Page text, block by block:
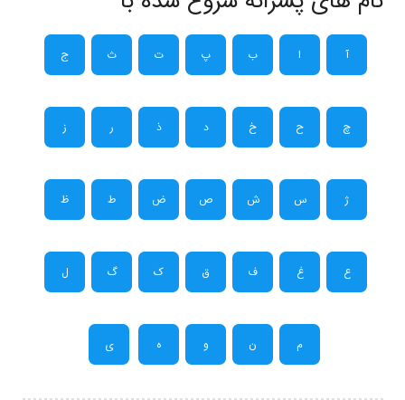
آ ا ب پ ت ث ج
چ ح خ د ذ ر ز
ژ س ش ص ض ط ظ
ع غ ف ق ک گ ل
م ن و ه ی